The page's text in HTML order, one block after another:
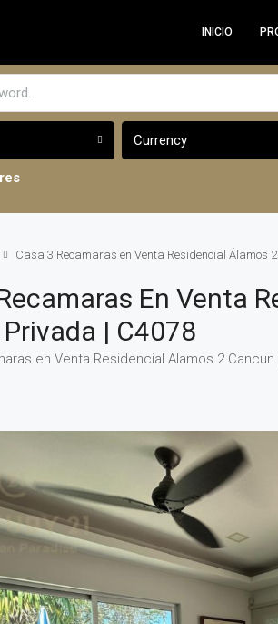
INICIO
Currency
Casa 3 Recamaras en Venta Residencial Álamos
En Venta
| C4078
en Venta Residencial Alamos 2